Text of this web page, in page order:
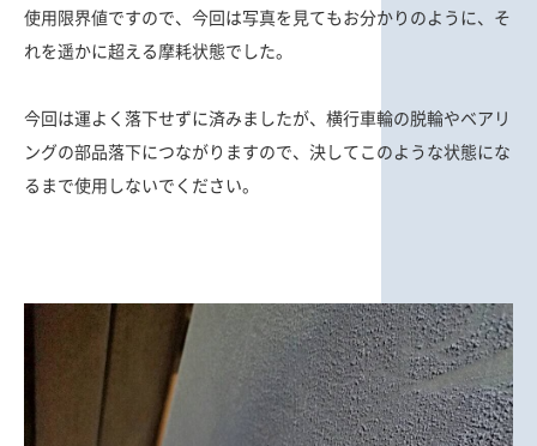
使用限界値ですので、今回は写真を見てもお分かりのように、そ
れを遥かに超える摩耗状態でした。
今回は運よく落下せずに済みましたが、横行車輪の脱輪やベアリ
ングの部品落下につながりますので、決してこのような状態にな
るまで使用しないでください。